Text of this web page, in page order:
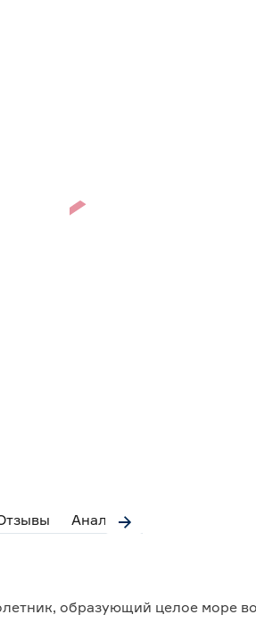
Аналоги
образующий целое море